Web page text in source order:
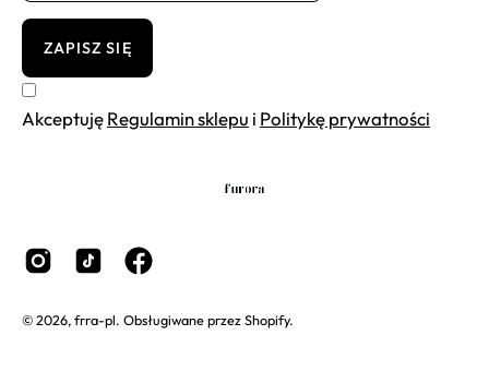
ZAPISZ SIĘ
AkceptujęRegulamin sklepu i Politykę prywatności
© 2026,frra-pl. Obsługiwane przezShopify.